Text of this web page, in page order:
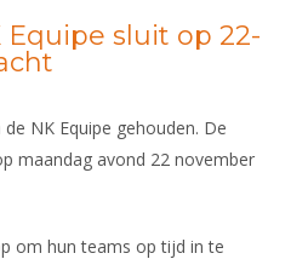
sluit op 22-
NK Equipe gehouden. De
maandag avond 22 november
om hun teams op tijd in te